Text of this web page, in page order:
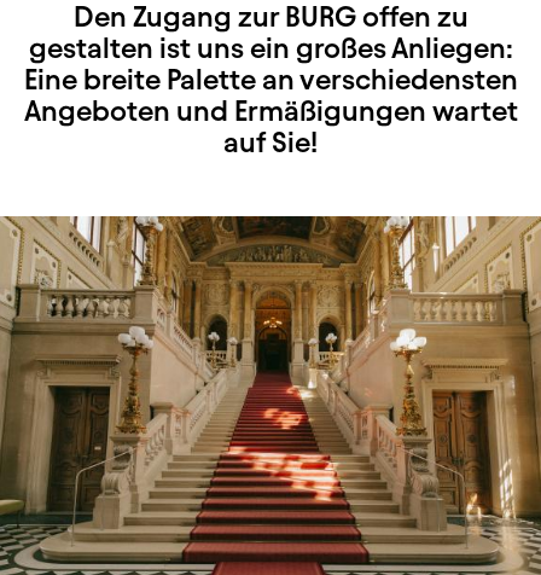
Den Zugang zur BURG offen zu
gestalten ist uns ein großes Anliegen:
Eine breite Palette an verschiedensten
Angeboten und Ermäßigungen wartet
auf Sie!